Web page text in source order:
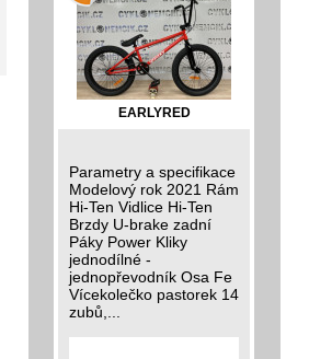
EARLYRED
Parametry a specifikace
Modelový rok 2021 Rám
Hi-Ten Vidlice Hi-Ten
Brzdy U-brake zadní
Páky Power Kliky
jednodílné -
jednopřevodník Osa Fe
Vícekolečko pastorek 14
zubů,...